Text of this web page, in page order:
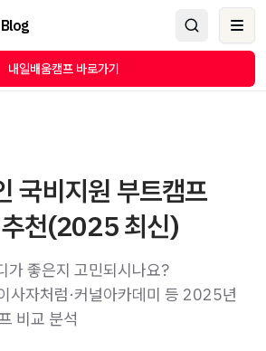
Blog
내일배움캠프 바로가기
국비지원 부트캠프
천(2025 최신)
가 좋은지 고민되시나요?
사자처럼·커널아카데미 등 2025년
비교 분석